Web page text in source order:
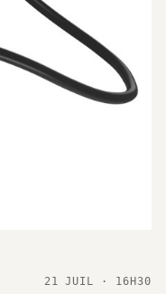
21 JUIL · 16H30